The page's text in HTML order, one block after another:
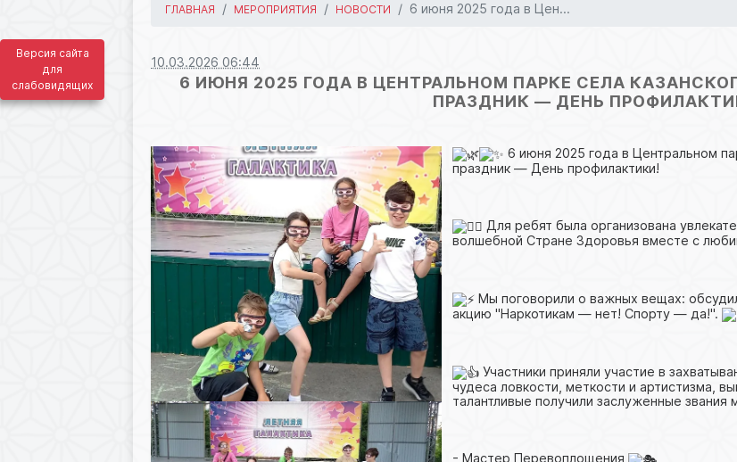
Версия сайта
для
слабовидящих
ГЛАВНАЯ МЕРОПРИЯТИЯ НОВОСТИ 6 июня 2025 года в Цен...
10.03.2026 06:44
6 ИЮНЯ 2025 ГОДА В ЦЕНТРАЛЬНОМ ПАРКЕ СЕЛА
ПРАЗДНИК — ДЕНЬ
6 июня 2025 года в Центральном
праздник — День профилактики!
Для ребят была организована
волшебной Стране Здоровья вместе с
Мы поговорили о важных вещах:
акцию "Наркотикам — нет! Спорту — да!".
Участники приняли участие в
чудеса ловкости, меткости и артистизма,
талантливые получили заслуженные звания
- Мастер Перевоплощения